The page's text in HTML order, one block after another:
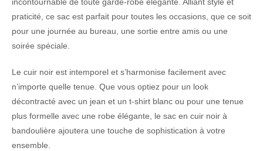
praticité, ce sac est parfait pour toutes les occasions, que ce soit
pour une journée au bureau, une sortie entre amis ou une
soirée spéciale.
Le cuir noir est intemporel et s’harmonise facilement avec
n’importe quelle tenue. Que vous optiez pour un look
décontracté avec un jean et un t-shirt blanc ou pour une tenue
plus formelle avec une robe élégante, le sac en cuir noir à
bandoulière ajoutera une touche de sophistication à votre
ensemble.